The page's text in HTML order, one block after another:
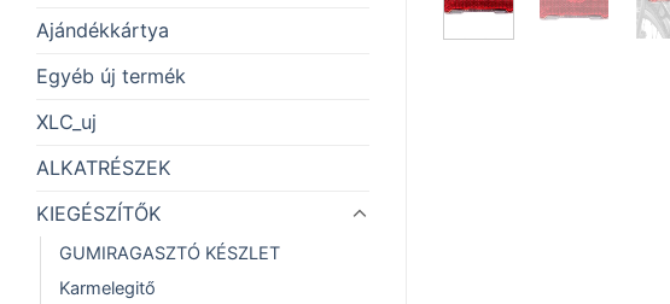
Ajándékkártya
Egyéb új termék
XLC_uj
ALKATRÉSZEK
KIEGÉSZÍTŐK
GUMIRAGASZTÓ KÉSZLET
Karmelegitő